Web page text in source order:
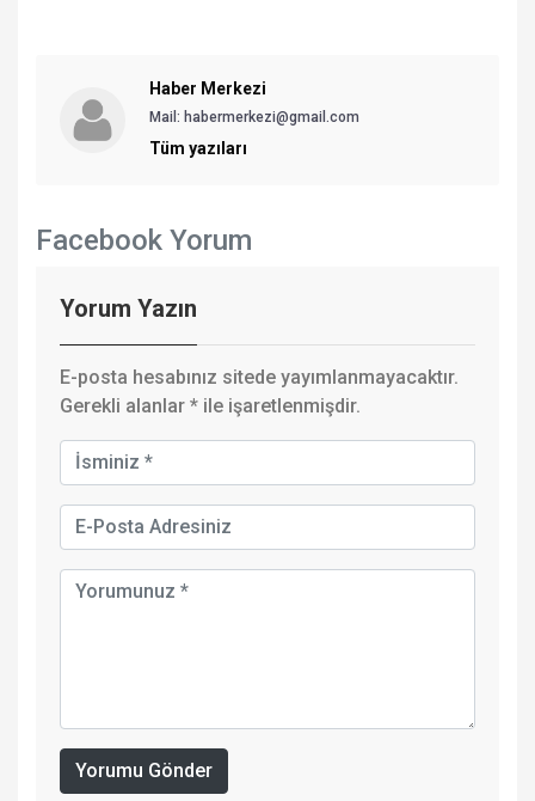
Haber Merkezi
Mail: habermerkezi@gmail.com
Tüm yazıları
Facebook Yorum
Yorum Yazın
E-posta hesabınız sitede yayımlanmayacaktır.
Gerekli alanlar * ile işaretlenmişdir.
Yorumu Gönder